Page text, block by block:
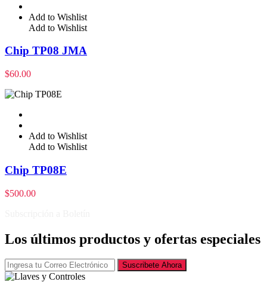
Add to Wishlist
Add to Wishlist
Chip TP08 JMA
$60.00
Add to Wishlist
Add to Wishlist
Chip TP08E
$500.00
Los últimos productos y ofertas especiales
Suscribete Ahora